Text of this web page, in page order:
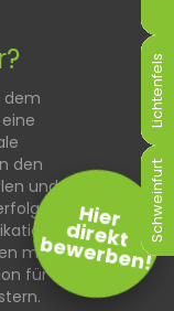
Lichtenfels
Schweinfurt
Lichtenfels
Schweinfurt
Lichtenfels
Schweinfurt
Lichtenfels
Schweinfurt
Lichtenfels
Schweinfurt
Lichtenfels
Schweinfurt
dem
den
und
mehr
für
Hier
direkt
bewerben!